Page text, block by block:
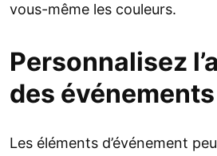
vous-même les couleurs.
Personnalisez
des événements
Les éléments d’événement